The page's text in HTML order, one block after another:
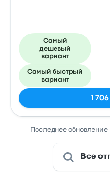
Самый
дешевый
вариант
Самый быстрый
вариант
1 706
Последнее обновление
Все